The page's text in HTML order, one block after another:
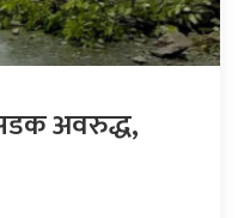
अवरुद्ध,